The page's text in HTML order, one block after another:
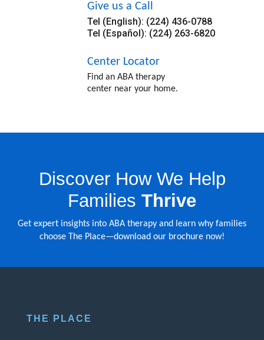
Give us a Call
Tel (English): (224) 436-0788
Tel (Español): (224) 263-6820
Center Locator
Find an ABA therapy
center near your home.
Discover How We Help
Families Thrive
Get expert insights into ABA therapy and learn why families
choose The Place—download our brochure now!
THE PLACE